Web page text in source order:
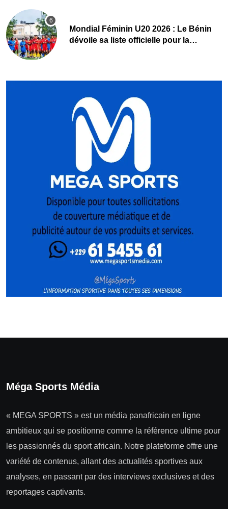
Mondial Féminin U20 2026 : Le Bénin
dévoile sa liste officielle pour la
Méga Sports Média
« MEGA SPORTS » est un média panafricain en ligne
ambitieux qui se positionne comme la référence ultime pour
les passionnés du sport africain. Notre plateforme offre une
variété de contenus, allant des actualités sportives aux
analyses, en passant par des interviews exclusives et des
reportages captivants.